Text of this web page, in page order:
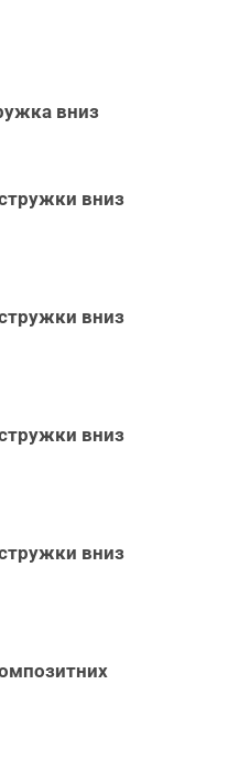
вниз
вниз
вниз
вниз
вниз